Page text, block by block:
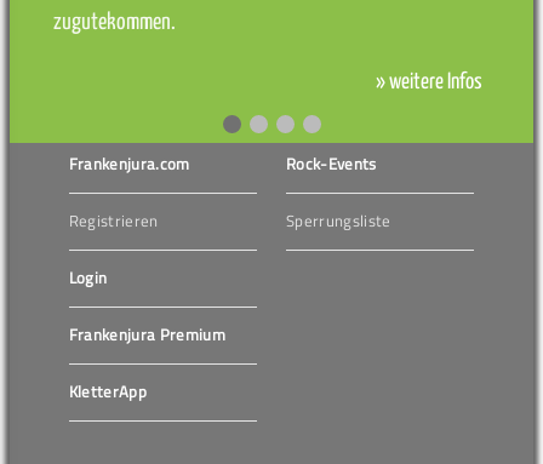
zugutekommen.
» weitere Infos
Frankenjura.com
Registrieren
Login
Frankenjura Premium
KletterApp
Rock-Events
Sperrungsliste